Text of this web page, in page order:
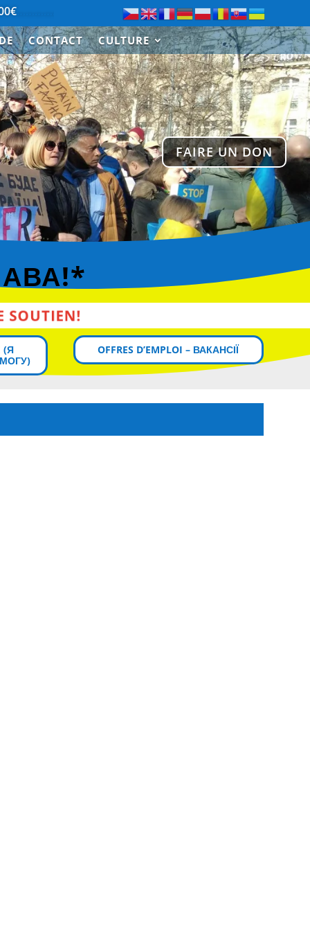
Merci à Paul de Saint-Cloud pour le don de
CONTACT CULTURE
FAIRE UN DON
(Я
OFFRES D’EMPLOI – ВАКАНСІЇ